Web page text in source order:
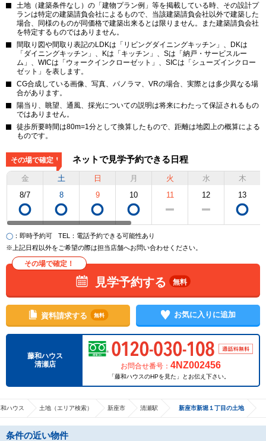
土地（建築条件なし）の「建物プラン例」等を掲載している時、その設計プ
ランは特定の建築請負会社によるもので、当該建築請負会社以外で建築した
場合、同様のものが同価格で建築出来るとは限りません。また建築請負会社
を特定するものではありません。
間取り図や間取り表記のLDKは「リビングダイニングキッチン」、DKは
「ダイニングキッチン」、Kは「キッチン」、Sは「納戸・サービスルー
ム」、WICは「ウォークインクローゼット」、SICは「シューズインクロー
ゼット」を表します。
CG合成している画像、写真、パノラマ、VRの場合、実際とは多少異なる場
合があります。
陽当り、眺望、通風、採光についての説明は将来にわたって保証されるもの
ではありません。
徒歩所要時間は80m=1分として換算したもので、距離は地図上の概算による
ものです。
その場で確定！ ネットで見学予約できる日程
金
8/7
土
8
日
9
月
10
火
11
水
12
木
13
◯ ：即時予約可 TEL
：電話予約できる可能性あり
※上記日程以外をご希望の際は担当店舗へお問い合わせください。
その場で確定！
見学予約する 無料
資料請求する 無料 お気に入りに追加
藤和ハウス
清瀬店
お問合せ番号：4NZ002456
「藤和ハウスのHPを見た」とお伝え下さい。
ハウス 土地（エリア検索） 新座市 清瀬駅 新座市新堀１丁目の土地
条件の近い物件